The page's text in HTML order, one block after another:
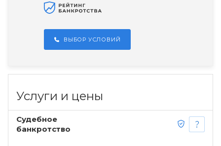
ВЫБОР УСЛОВИЙ
Услуги и цены
Судебное
банкротство